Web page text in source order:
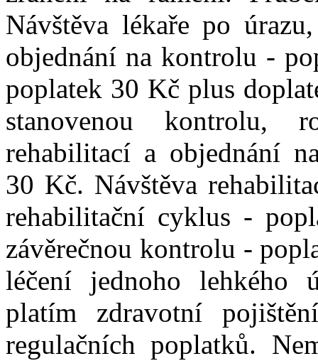
Návštěva lékaře po
objednání na kontrolu -
poplatek 30 Kč plus
stanovenou kontrolu,
rehabilitací a objednání
30 Kč. Návštěva
rehabilitační cyklus -
závěrečnou kontrolu -
léčení jednoho lehkého
platím zdravotní
regulačních poplatků.